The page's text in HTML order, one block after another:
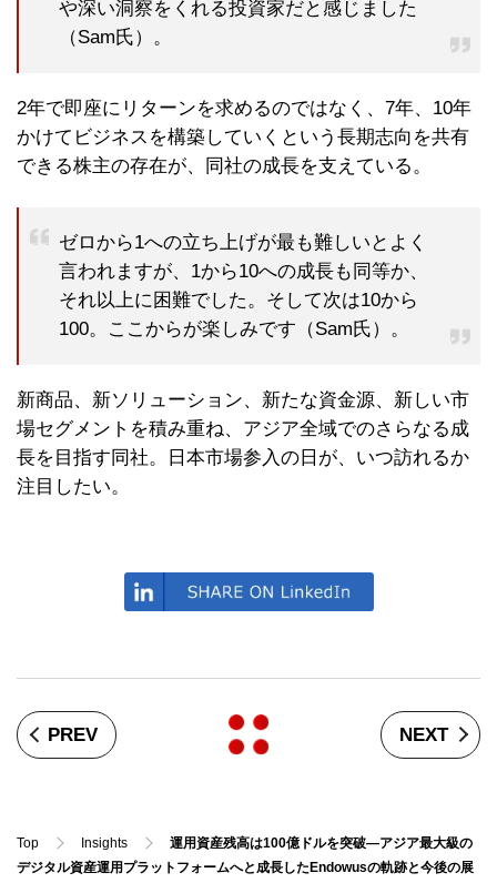
や深い洞察をくれる投資家だと感じました
（Sam氏）。
2年で即座にリターンを求めるのではなく、7年、10年
かけてビジネスを構築していくという長期志向を共有
できる株主の存在が、同社の成長を支えている。
ゼロから1への立ち上げが最も難しいとよく
言われますが、1から10への成長も同等か、
それ以上に困難でした。そして次は10から
100。ここからが楽しみです（Sam氏）。
新商品、新ソリューション、新たな資金源、新しい市
場セグメントを積み重ね、アジア全域でのさらなる成
長を目指す同社。日本市場参入の日が、いつ訪れるか
注目したい。
PREV NEXT
Top Insights
運用資産残高は100億ドルを突破—アジア最大級の
デジタル資産運用プラットフォームへと成長したEndowusの軌跡と今後の展